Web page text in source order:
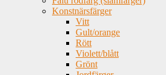
Konstnärsfärger
Vitt
Gult/orange
Rött
Violett/blått
Grönt